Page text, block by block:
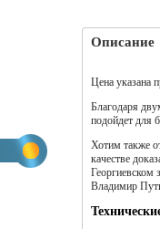
Описание
Цена указана
Благодаря
подойдет для
Хотим также
качестве
Георгиевском
Владимир